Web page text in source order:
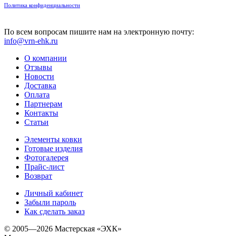
Политика конфиденциальности
По всем вопросам пишите нам на электронную почту:
info@vrn-ehk.ru
О компании
Отзывы
Новости
Доставка
Оплата
Партнерам
Контакты
Статьи
Элементы ковки
Готовые изделия
Фотогалерея
Прайс-лист
Возврат
Личный кабинет
Забыли пароль
Как сделать заказ
© 2005—2026 Мастерская «ЭХК»